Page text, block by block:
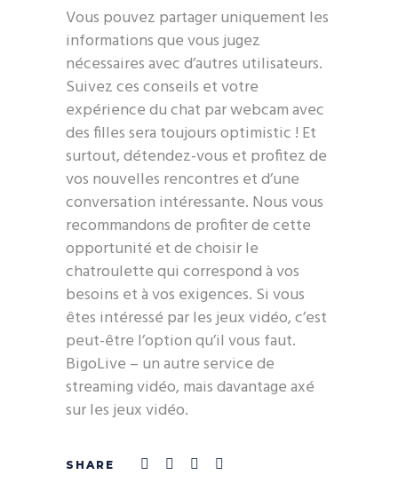
Vous pouvez partager uniquement les
informations que vous jugez
nécessaires avec d’autres utilisateurs.
Suivez ces conseils et votre
expérience du chat par webcam avec
des filles sera toujours optimistic ! Et
surtout, détendez-vous et profitez de
vos nouvelles rencontres et d’une
conversation intéressante. Nous vous
recommandons de profiter de cette
opportunité et de choisir le
chatroulette qui correspond à vos
besoins et à vos exigences. Si vous
êtes intéressé par les jeux vidéo, c’est
peut-être l’option qu’il vous faut.
BigoLive – un autre service de
streaming vidéo, mais davantage axé
sur les jeux vidéo.